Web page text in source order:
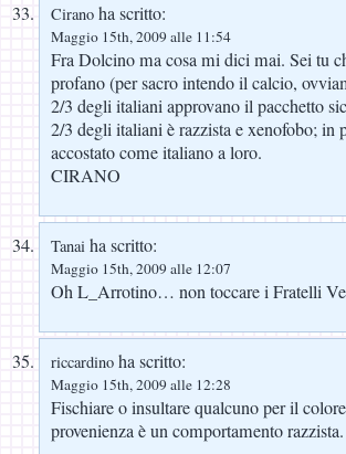
Cirano ha scritto:
Maggio 15th, 2009 alle 11:54
Fra Dolcino ma cosa mi dici mai. Sei tu
profano (per sacro intendo il calcio,
2/3 degli italiani approvano il pacchetto
2/3 degli italiani è razzista e xenofobo; in
accostato come italiano a loro.
CIRANO
Tanai ha scritto:
Maggio 15th, 2009 alle 12:07
Oh L_Arrotino… non toccare i Fratelli
riccardino ha scritto:
Maggio 15th, 2009 alle 12:28
Fischiare o insultare qualcuno per il
provenienza è un comportamento